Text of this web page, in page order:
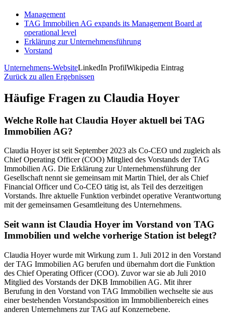
Management
TAG Immobilien AG expands its Management Board at
operational level
Erklärung zur Unternehmensführung
Vorstand
Unternehmens-WebsiteLinkedIn ProfilWikipedia Eintrag
Zurück zu allen Ergebnissen
Häufige Fragen zu Claudia Hoyer
Welche Rolle hat Claudia Hoyer aktuell bei TAG
Immobilien AG?
Claudia Hoyer ist seit September 2023 als Co-CEO und zugleich als
Chief Operating Officer (COO) Mitglied des Vorstands der TAG
Immobilien AG. Die Erklärung zur Unternehmensführung der
Gesellschaft nennt sie gemeinsam mit Martin Thiel, der als Chief
Financial Officer und Co-CEO tätig ist, als Teil des derzeitigen
Vorstands. Ihre aktuelle Funktion verbindet operative Verantwortung
mit der gemeinsamen Gesamtleitung des Unternehmens.
Seit wann ist Claudia Hoyer im Vorstand von TAG
Immobilien und welche vorherige Station ist belegt?
Claudia Hoyer wurde mit Wirkung zum 1. Juli 2012 in den Vorstand
der TAG Immobilien AG berufen und übernahm dort die Funktion
des Chief Operating Officer (COO). Zuvor war sie ab Juli 2010
Mitglied des Vorstands der DKB Immobilien AG. Mit ihrer
Berufung in den Vorstand von TAG Immobilien wechselte sie aus
einer bestehenden Vorstandsposition im Immobilienbereich eines
anderen Unternehmens zur TAG auf Konzernebene.